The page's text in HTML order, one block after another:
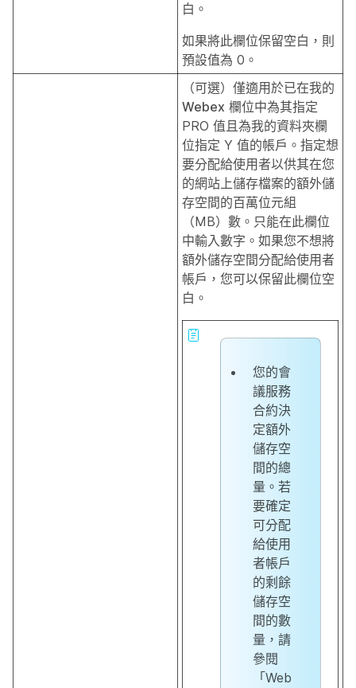
白。
如果將此欄位保留空白，則
預設值為 0。
（可選）僅適用於已在我的
Webex 欄位中為其指定
PRO 值且為我的資料夾欄
位指定 Y 值的帳戶。指定想
要分配給使用者以供其在您
的網站上儲存檔案的額外儲
存空間的百萬位元組
（MB）數。只能在此欄位
中輸入數字。如果您不想將
額外儲存空間分配給使用者
帳戶，您可以保留此欄位空
白。
您的會
議服務
合約決
定額外
儲存空
間的總
量。若
要確定
可分配
給使用
者帳戶
的剩餘
儲存空
間的數
量，請
參閱
「Web